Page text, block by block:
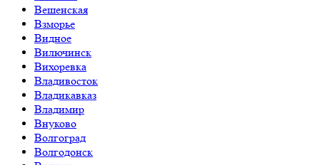
Вешенская
Взморье
Видное
Вилючинск
Вихоревка
Владивосток
Владикавказ
Владимир
Внуково
Волгоград
Волгодонск